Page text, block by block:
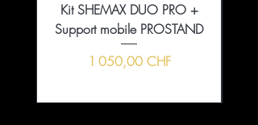
Kit SHEMAX DUO PRO +
Support mobile PROSTAND
Prix
1 050,00 CHF